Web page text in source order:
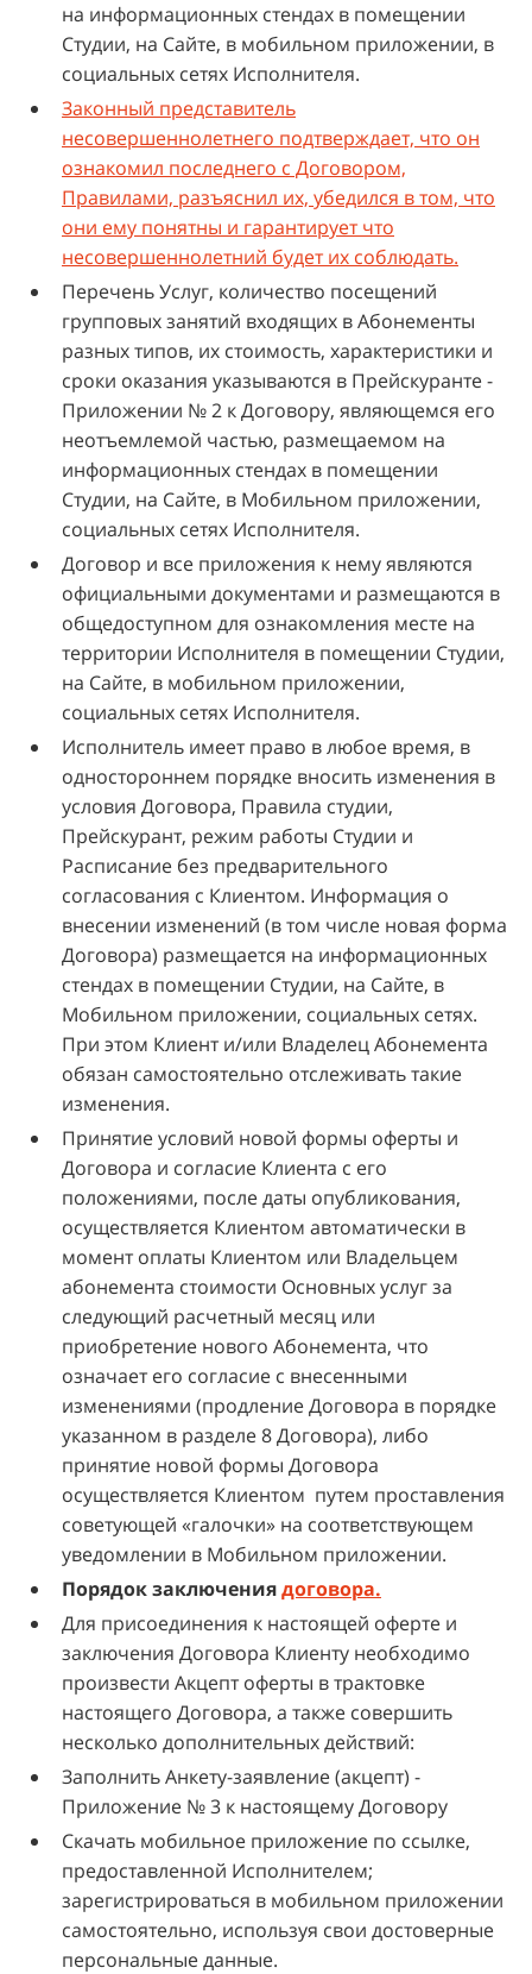
на информационных стендах в помещении
Студии, на Сайте, в мобильном приложении, в
социальных сетях Исполнителя.
Законный представитель
несовершеннолетнего подтверждает, что он
ознакомил последнего с Договором,
Правилами, разъяснил их, убедился в том, что
они ему понятны и гарантирует что
несовершеннолетний будет их соблюдать.
Перечень Услуг, количество посещений
групповых занятий входящих в Абонементы
разных типов, их стоимость, характеристики и
сроки оказания указываются в Прейскуранте -
Приложении № 2 к Договору, являющемся его
неотъемлемой частью, размещаемом на
информационных стендах в помещении
Студии, на Сайте, в Мобильном приложении,
социальных сетях Исполнителя.
Договор и все приложения к нему являются
официальными документами и размещаются в
общедоступном для ознакомления месте на
территории Исполнителя в помещении Студии,
на Сайте, в мобильном приложении,
социальных сетях Исполнителя.
Исполнитель имеет право в любое время, в
одностороннем порядке вносить изменения в
условия Договора, Правила студии,
Прейскурант, режим работы Студии и
Расписание без предварительного
согласования с Клиентом. Информация о
внесении изменений (в том числе новая форма
Договора) размещается на информационных
стендах в помещении Студии, на Сайте, в
Мобильном приложении, социальных сетях.
При этом Клиент и/или Владелец Абонемента
обязан самостоятельно отслеживать такие
изменения.
Принятие условий новой формы оферты и
Договора и согласие Клиента с его
положениями, после даты опубликования,
осуществляется Клиентом автоматически в
момент оплаты Клиентом или Владельцем
абонемента стоимости Основных услуг за
следующий расчетный месяц или
приобретение нового Абонемента, что
означает его согласие с внесенными
изменениями (продление Договора в порядке
указанном в разделе 8 Договора), либо
принятие новой формы Договора
осуществляется Клиентом путем проставления
советующей «галочки» на соответствующем
уведомлении в Мобильном приложении.
Порядок заключениядоговора.
Для присоединения к настоящей оферте и
заключения Договора Клиенту необходимо
произвести Акцепт оферты в трактовке
настоящего Договора, а также совершить
несколько дополнительных действий:
Заполнить Анкету-заявление (акцепт) -
Приложение № 3 к настоящему Договору
Скачать мобильное приложение по ссылке,
предоставленной Исполнителем;
зарегистрироваться в мобильном приложении
самостоятельно, используя свои достоверные
персональные данные.